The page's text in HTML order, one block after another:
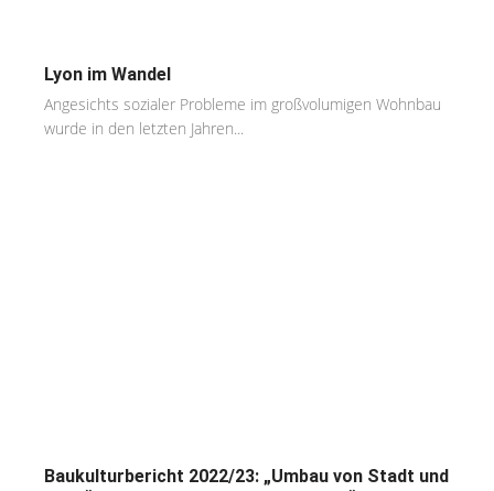
Lyon im Wandel
Angesichts sozialer Probleme im großvolumigen Wohnbau
wurde in den letzten Jahren...
Baukulturbericht 2022/23: „Umbau von Stadt und